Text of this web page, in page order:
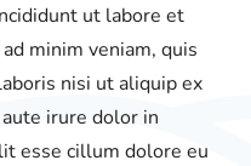
ut labore et
minim veniam, quis
nisi ut aliquip ex
irure dolor in
esse cillum dolore eu